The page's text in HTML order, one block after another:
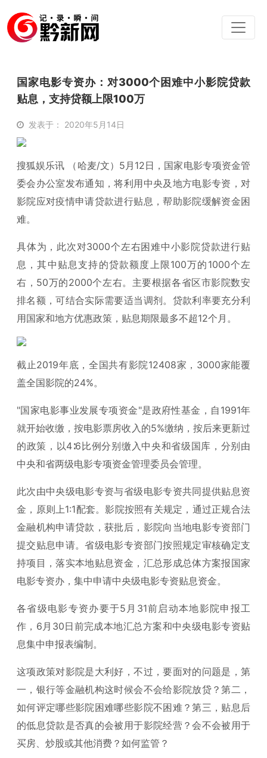
国家电影专资办：对3000个困难中小影院贷款
贴息，支持贷额上限100万
发表于： 2020年5月14日
搜狐娱乐讯 （哈麦/文）5月12日，国家电影专项资金管
委会办公室发布通知，将利用中央及地方电影专资，对
影院应对疫情申请贷款进行贴息，帮助影院缓解资金困
难。
具体为，此次对3000个左右困难中小影院贷款进行贴
息，其中贴息支持的贷款额度上限100万的1000个左
右，50万的2000个左右。主要根据各省区市影院数安
排名额，可结合实际需要适当调剂。贷款利率要充分利
用国家和地方优惠政策，贴息期限最多不超12个月。
截止2019年底，全国共有影院12408家，3000家能覆
盖全国影院的24%。
"国家电影事业发展专项资金"是政府性基金，自1991年
就开始收缴，按电影票房收入的5%缴纳，按后来更新过
的政策，以4∶6比例分别缴入中央和省级国库，分别由
中央和省两级电影专项资金管理委员会管理。
此次由中央级电影专资与省级电影专资共同提供贴息资
金，原则上1:1配套。影院按照有关规定，通过正规合法
金融机构申请贷款，获批后，影院向当地电影专资部门
提交贴息申请。省级电影专资部门按照规定审核确定支
持项目，落实本地贴息资金，汇总形成总体方案报国家
电影专资办，集中申请中央级电影专资贴息资金。
各省级电影专资办要于5月31前启动本地影院申报工
作，6月30日前完成本地汇总方案和中央级电影专资贴
息集中申报表编制。
这项政策对影院是大利好，不过，要面对的问题是，第
一，银行等金融机构这时候会不会给影院放贷？第二，
如何评定哪些影院困难哪些影院不困难？第三，贴息后
的低息贷款是否真的会被用于影院经营？会不会被用于
买房、炒股或其他消费？如何监管？